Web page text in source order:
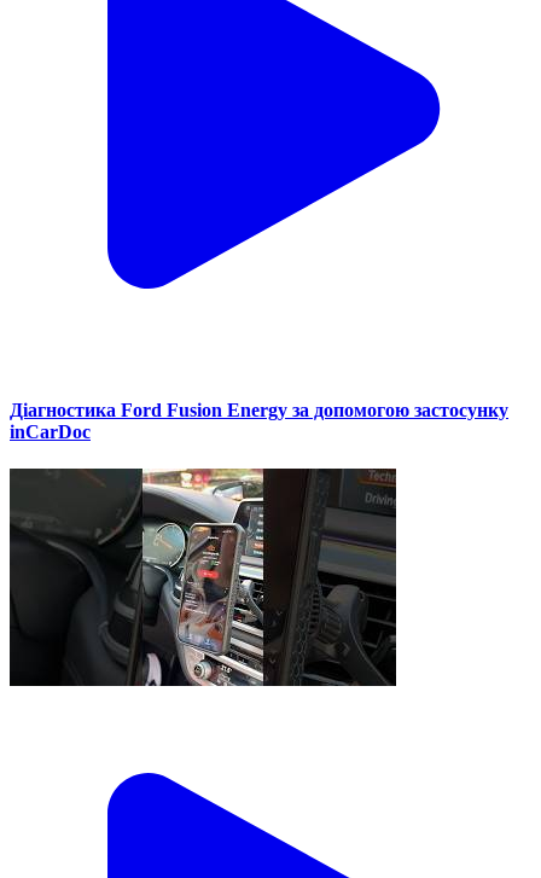
Діагностика Ford Fusion Energy за допомогою застосунку
inCarDoc